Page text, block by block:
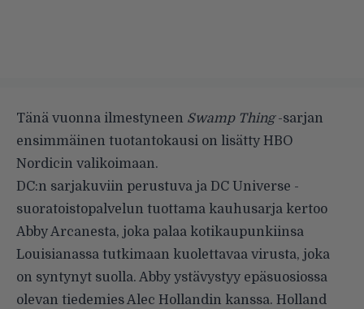
Tänä vuonna ilmestyneen Swamp Thing-sarjan
ensimmäinen tuotantokausi on lisätty HBO
Nordicin valikoimaan.
DC:n sarjakuviin perustuva ja DC Universe -
suoratoistopalvelun tuottama kauhusarja kertoo
Abby Arcanesta, joka palaa kotikaupunkiinsa
Louisianassa tutkimaan kuolettavaa virusta, joka
on syntynyt suolla. Abby ystävystyy epäsuosiossa
olevan tiedemies Alec Hollandin kanssa. Holland